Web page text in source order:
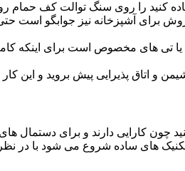
کنید را روی سنگ توالت کف حمام
روش برای آشپزخانه نیز جوابگو است
های مخصوص است برای اینکه
پذیرایی پیش بروید و این کار
کارایی دارند و برای دستمال
های ساده شروع می شود با در